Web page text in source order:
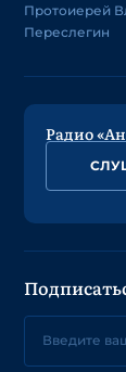
Протоиерей
Переслегин
Радио